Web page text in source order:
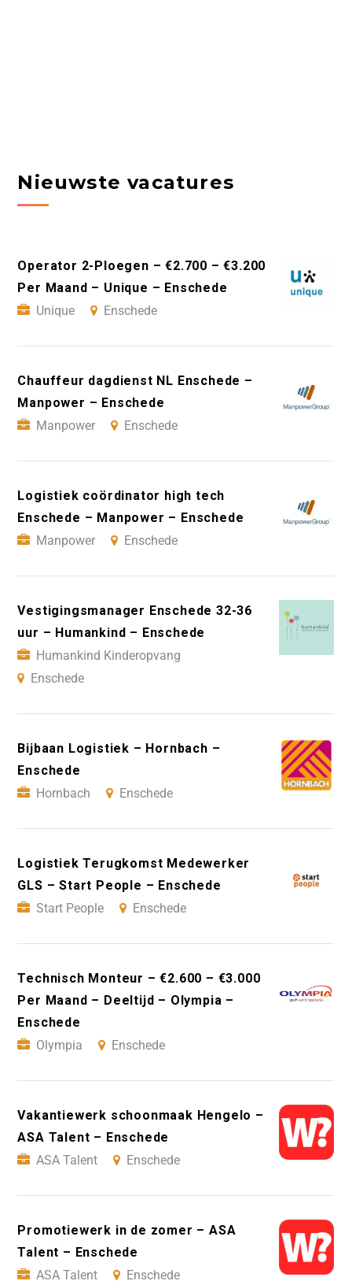
Nieuwste vacatures
Operator 2-Ploegen – €2.700 – €3.200
Per Maand – Unique – Enschede
Unique
Enschede
Chauffeur dagdienst NL Enschede –
Manpower – Enschede
Manpower
Enschede
Logistiek coördinator high tech
Enschede – Manpower – Enschede
Manpower
Enschede
Vestigingsmanager Enschede 32-36
uur – Humankind – Enschede
Humankind Kinderopvang
Enschede
Bijbaan Logistiek – Hornbach –
Enschede
Hornbach
Enschede
Logistiek Terugkomst Medewerker
GLS – Start People – Enschede
Start People
Enschede
Technisch Monteur – €2.600 – €3.000
Per Maand – Deeltijd – Olympia –
Enschede
Olympia
Enschede
Vakantiewerk schoonmaak Hengelo –
ASA Talent – Enschede
ASA Talent
Enschede
Promotiewerk in de zomer – ASA
Talent – Enschede
ASA Talent
Enschede